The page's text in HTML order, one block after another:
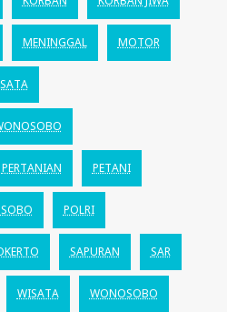
MENINGGAL MOTOR
PERTANIAN PETANI
POLRI
SAPURAN SAR
WISATA WONOSOBO